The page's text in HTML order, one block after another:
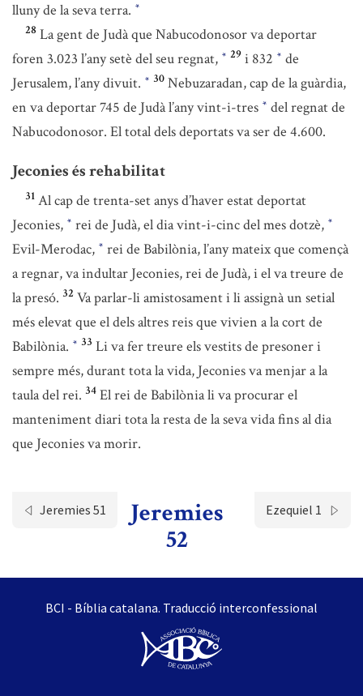
lluny de la seva terra. *
28 La gent de Judà que Nabucodonosor va deportar
foren 3.023 l’any setè del seu regnat, * 29 i 832 * de
Jerusalem, l’any divuit. * 30 Nebuzaradan, cap de la guàrdia,
en va deportar 745 de Judà l’any vint-i-tres * del regnat de
Nabucodonosor. El total dels deportats va ser de 4.600.
Jeconies és rehabilitat
31 Al cap de trenta-set anys d’haver estat deportat
Jeconies, * rei de Judà, el dia vint-i-cinc del mes dotzè, *
Evil-Merodac, * rei de Babilònia, l’any mateix que començà
a regnar, va indultar Jeconies, rei de Judà, i el va treure de
la presó. 32 Va parlar-li amistosament i li assignà un setial
més elevat que el dels altres reis que vivien a la cort de
Babilònia. * 33 Li va fer treure els vestits de presoner i
sempre més, durant tota la vida, Jeconies va menjar a la
taula del rei. 34 El rei de Babilònia li va procurar el
manteniment diari tota la resta de la seva vida fins al dia
que Jeconies va morir.
Jeremies 51
Jeremies
52
Ezequiel 1
BCI - Bíblia catalana. Traducció interconfessional